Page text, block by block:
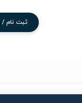
ثبت نام /